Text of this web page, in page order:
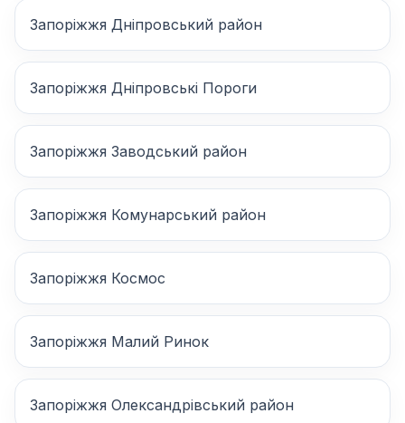
Запоріжжя Дніпровський район
Запоріжжя Дніпровські Пороги
Запоріжжя Заводський район
Запоріжжя Комунарський район
Запоріжжя Космос
Запоріжжя Малий Ринок
Запоріжжя Олександрівський район